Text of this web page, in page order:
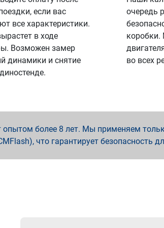
если вас
все характеристики.
в ходе
Возможен замер
динамики и снятие
очередь
во всех
более 8 лет. Мы применяем
что гарантирует безопасность